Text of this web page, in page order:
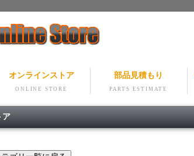
オンラインストア
ONLINE STORE
部品見積もり
PARTS ESTIMATE
ア